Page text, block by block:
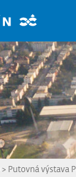
> Putovná výstava